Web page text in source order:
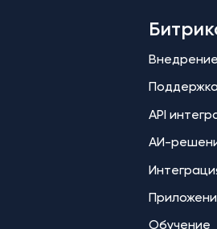
Внедрение
Поддержка
API
АИ-
Обучение